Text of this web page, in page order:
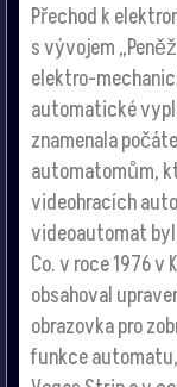
Přechod k
s vývojem
elektro-
automatické
znamenala
automatomům,
videohracích
videoautomat
Co. v roce 1976 v
obsahoval
obrazovka pro
funkce